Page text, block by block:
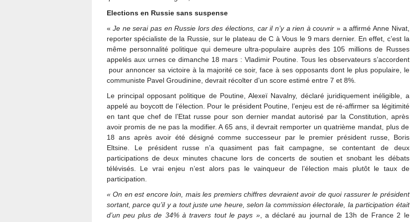
Elections en Russie sans suspense
«Je ne serai pas en Russie lors des élections, car il n’y a rien à couvrir » a affirmé Anne Nivat,
reporter spécialiste de la Russie, sur le plateau de C à Vous le 9 mars dernier. En effet, c’est la
même personnalité politique qui demeure ultra-populaire auprès des 105 millions de Russes
appelés aux urnes ce dimanche 18 mars : Vladimir Poutine. Tous les observateurs s’accordent
pour annoncer sa victoire à la majorité ce soir, face à ses opposants dont le plus populaire, le
communiste Pavel Groudinine, devrait récolter d’un score estimé entre 7 et 8%.
Le principal opposant politique de Poutine, Alexeï Navalny, déclaré juridiquement inéligible, a
appelé au boycott de l’élection. Pour le président Poutine, l’enjeu est de ré-affirmer sa légitimité
en tant que chef de l’Etat russe pour son dernier mandat autorisé par la Constitution, après
avoir promis de ne pas la modifier. A 65 ans, il devrait remporter un quatrième mandat, plus de
18 ans après avoir été désigné comme successeur par le premier président russe, Boris
Eltsine. Le président russe n’a quasiment pas fait campagne, se contentant de deux
participations de deux minutes chacune lors de concerts de soutien et snobant les débats
télévisés. Le vrai enjeu n’est alors pas le vainqueur de l’élection mais plutôt le taux de
participation.
« On en est encore loin, mais les premiers chiffres devraient avoir de quoi rassurer le président
sortant, parce qu’il y a tout juste une heure, selon la commission électorale, la participation était
d’un peu plus de 34% à travers tout le pays », a déclaré au journal de 13h de France 2 le